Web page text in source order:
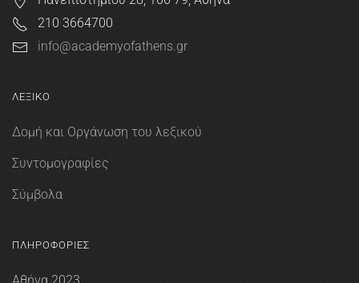
210 3664700
info@academyofathens.gr
ΛΕΞΙΚΟ
Δομή και Οργάνωση του λεξικού
Συντομογραφίες
Σύμβολα
ΠΛΗΡΟΦΟΡΙΕΣ